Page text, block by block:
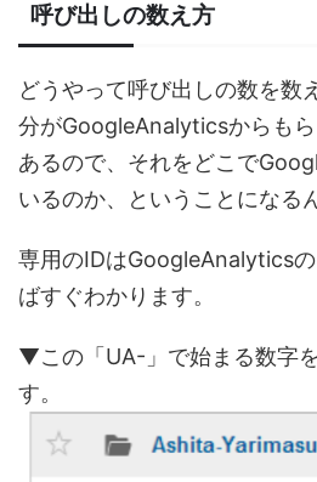
呼び出しの数え方
どうやって呼び出しの数を数
分がGoogleAnalyticsからも
あるので、それをどこで
いるのか、ということになる
専用のIDはGoogleAnalytics
ばすぐわかります。
▼この「UA-」で始まる数字
す。